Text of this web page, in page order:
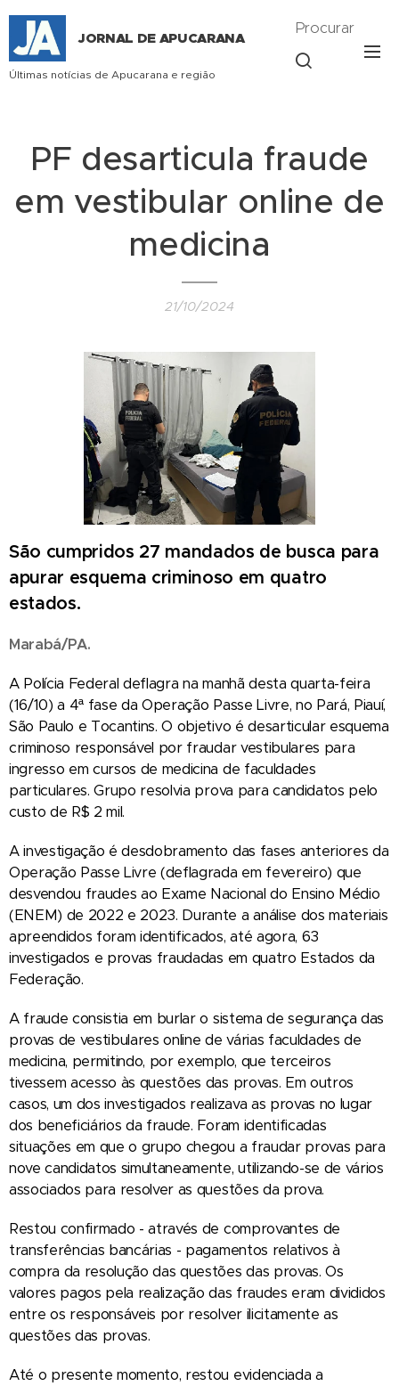
JORNAL DE APUCARANA
Últimas notícias de Apucarana e região
Procurar
PF desarticula fraude
em vestibular online de
medicina
21/10/2024
São cumpridos 27 mandados de busca para
apurar esquema criminoso em quatro
estados.
Marabá/PA.
A Polícia Federal deflagra na manhã desta quarta-feira
(16/10) a 4ª fase da Operação Passe Livre, no Pará, Piauí,
São Paulo e Tocantins. O objetivo é desarticular esquema
criminoso responsável por fraudar vestibulares para
ingresso em cursos de medicina de faculdades
particulares. Grupo resolvia prova para candidatos pelo
custo de R$ 2 mil.
A investigação é desdobramento das fases anteriores da
Operação Passe Livre (deflagrada em fevereiro) que
desvendou fraudes ao Exame Nacional do Ensino Médio
(ENEM) de 2022 e 2023. Durante a análise dos materiais
apreendidos foram identificados, até agora, 63
investigados e provas fraudadas em quatro Estados da
Federação.
A fraude consistia em burlar o sistema de segurança das
provas de vestibulares online de várias faculdades de
medicina, permitindo, por exemplo, que terceiros
tivessem acesso às questões das provas. Em outros
casos, um dos investigados realizava as provas no lugar
dos beneficiários da fraude. Foram identificadas
situações em que o grupo chegou a fraudar provas para
nove candidatos simultaneamente, utilizando-se de vários
associados para resolver as questões da prova.
Restou confirmado - através de comprovantes de
transferências bancárias - pagamentos relativos à
compra da resolução das questões das provas. Os
valores pagos pela realização das fraudes eram divididos
entre os responsáveis por resolver ilicitamente as
questões das provas.
Até o presente momento, restou evidenciada a